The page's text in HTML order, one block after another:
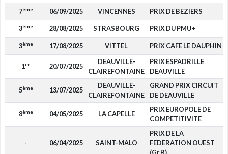
7ème 06/09/2025 VINCENNES PRIX DE BEZIERS
3ème 28/08/2025 STRASBOURG PRIX DU PMU+
3ème 17/08/2025 VITTEL PRIX CAFE LE DAUPHIN
1er 20/07/2025
DEAUVILLE-
CLAIREFONTAINE
PRIX ESPADRILLE
DEAUVILLE
5ème 13/07/2025
DEAUVILLE-
CLAIREFONTAINE
GRAND PRIX CIRCUIT
DE DEAUVILLE
8ème 04/05/2025 LA CAPELLE
PRIX EUROPOLE DE
COMPETITIVITE
- 06/04/2025 SAINT-MALO
PRIX DE LA
FEDERATION OUEST